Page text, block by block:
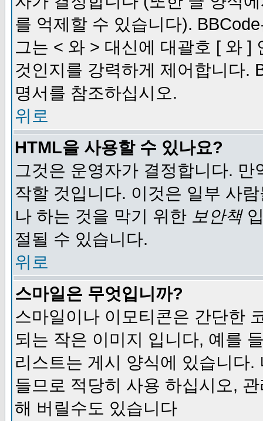
를 억제할 수 있습니다).
그는 < 와 > 대신에 대괄호 [ 와 ]
것인지를 강력하게 제어합니다.
명서를 참조하십시오.
위로
HTML을 사용할 수 있나요?
그것은 운영자가 결정합니다.
작할 것입니다. 이것은 일부 사
나 하는 것을 막기 위한 보안책
절될 수 있습니다.
위로
스마일은 무엇입니까?
스마일이나 이모티콘은 간단한
되는 작은 이미지 입니다, 예를
리스트는 게시 양식에 있습니다
들므로 적당히 사용 하십시오,
해 버릴수도 있습니다